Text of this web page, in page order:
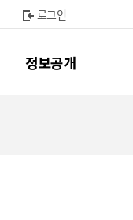
로그인
정보공개